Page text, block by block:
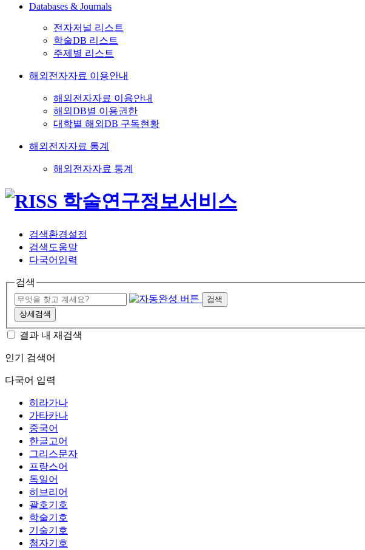
Databases & Journals
전자저널 리스트
학술DB 리스트
주제별 리스트
해외전자자료 이용안내
해외전자자료 이용안내
해외DB별 이용권한
대학별 해외DB 구독현황
해외전자자료 통계
해외전자자료 통계
검색환경설정
검색도움말
다국어입력
검색
검색
상세검색
결과 내 재검색
인기 검색어
다국어 입력
히라가나
가타카나
중국어
한글고어
그리스문자
프랑스어
독일어
히브리어
괄호기호
학술기호
기술기호
첨자기호